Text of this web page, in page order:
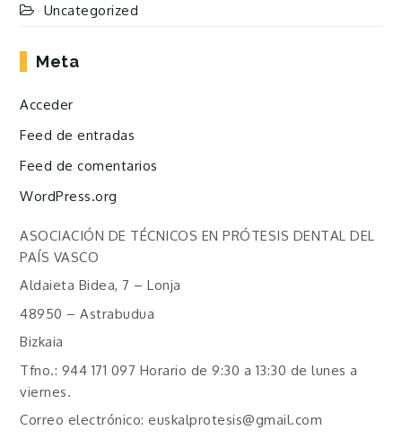
Uncategorized
Meta
Acceder
Feed de entradas
Feed de comentarios
WordPress.org
ASOCIACIÓN DE TÉCNICOS EN PRÓTESIS DENTAL DEL
PAÍS VASCO
Aldaieta Bidea, 7 – Lonja
48950 – Astrabudua
Bizkaia
Tfno.: 944 171 097 Horario de 9:30 a 13:30 de lunes a
viernes.
Correo electrónico: euskalprotesis@gmail.com